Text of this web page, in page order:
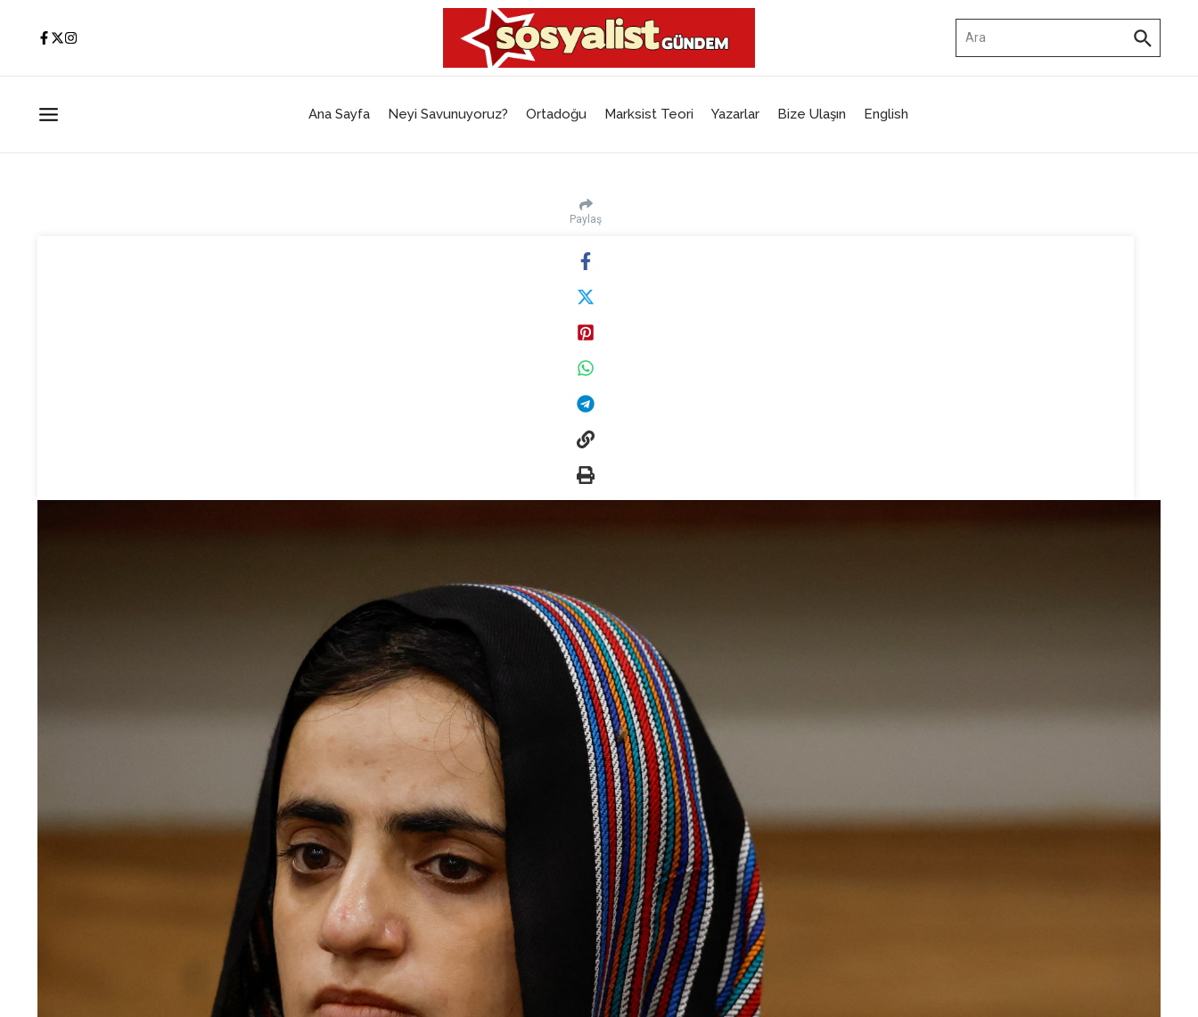
Ana Sayfa Neyi Savunuyoruz? Ortadoğu Marksist Teori Yazarlar Bize Ulaşın English
Paylaş